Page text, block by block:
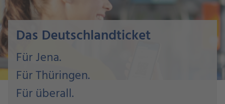
Das Deutschlandticket
Für Jena.
Für Thüringen.
Für überall.